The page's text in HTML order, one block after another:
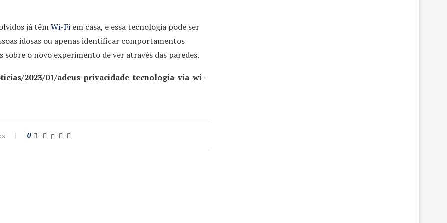
já têmWi-Fi em casa, e essa tecnologia pode ser
idosas ou apenas identificar comportamentos
sobre o novo experimento de ver através das paredes.
2023/01/adeus-privacidade-tecnologia-via-wi-
0